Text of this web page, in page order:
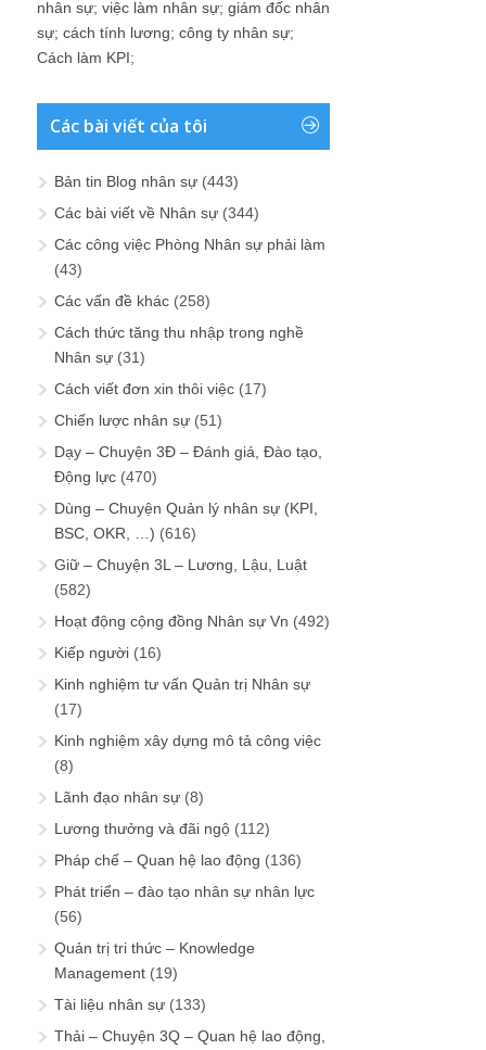
nhân sự; việc làm nhân sự; giám đốc nhân
sự; cách tính lương; công ty nhân sự;
Cách làm KPI;
Các bài viết của tôi
Bản tin Blog nhân sự (443)
Các bài viết về Nhân sự (344)
Các công việc Phòng Nhân sự phải làm
(43)
Các vấn đề khác (258)
Cách thức tăng thu nhập trong nghề
Nhân sự (31)
Cách viết đơn xin thôi việc (17)
Chiến lược nhân sự (51)
Dạy – Chuyện 3Đ – Đánh giá, Đào tạo,
Động lực (470)
Dùng – Chuyện Quản lý nhân sự (KPI,
BSC, OKR, …) (616)
Giữ – Chuyện 3L – Lương, Lậu, Luật
(582)
Hoạt động cộng đồng Nhân sự Vn (492)
Kiếp người (16)
Kinh nghiệm tư vấn Quản trị Nhân sự
(17)
Kinh nghiệm xây dựng mô tả công việc
(8)
Lãnh đạo nhân sự (8)
Lương thưởng và đãi ngộ (112)
Pháp chế – Quan hệ lao động (136)
Phát triển – đào tạo nhân sự nhân lực
(56)
Quản trị tri thức – Knowledge
Management (19)
Tài liệu nhân sự (133)
Thải – Chuyện 3Q – Quan hệ lao động,